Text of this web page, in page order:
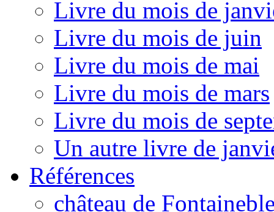
Livre du mois de
Livre du mois de juin
Livre du mois de mai
Livre du mois de mars
Livre du mois de
Un autre livre de
Références
château de